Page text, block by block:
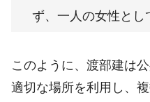
ず、一人の女性とし
このように、渡部建は
適切な場所を利用し、